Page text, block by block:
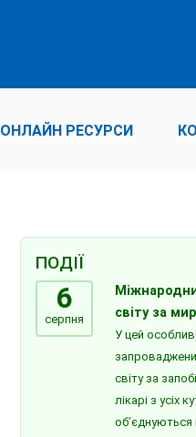
ОНЛАЙН РЕСУРСИ
ПОДІЇ
6
серпня
світу за
У цей
світу за
лікарі з усіх